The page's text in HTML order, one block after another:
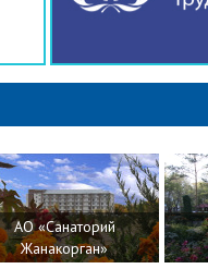
АО «Санаторий
Жанакорган»